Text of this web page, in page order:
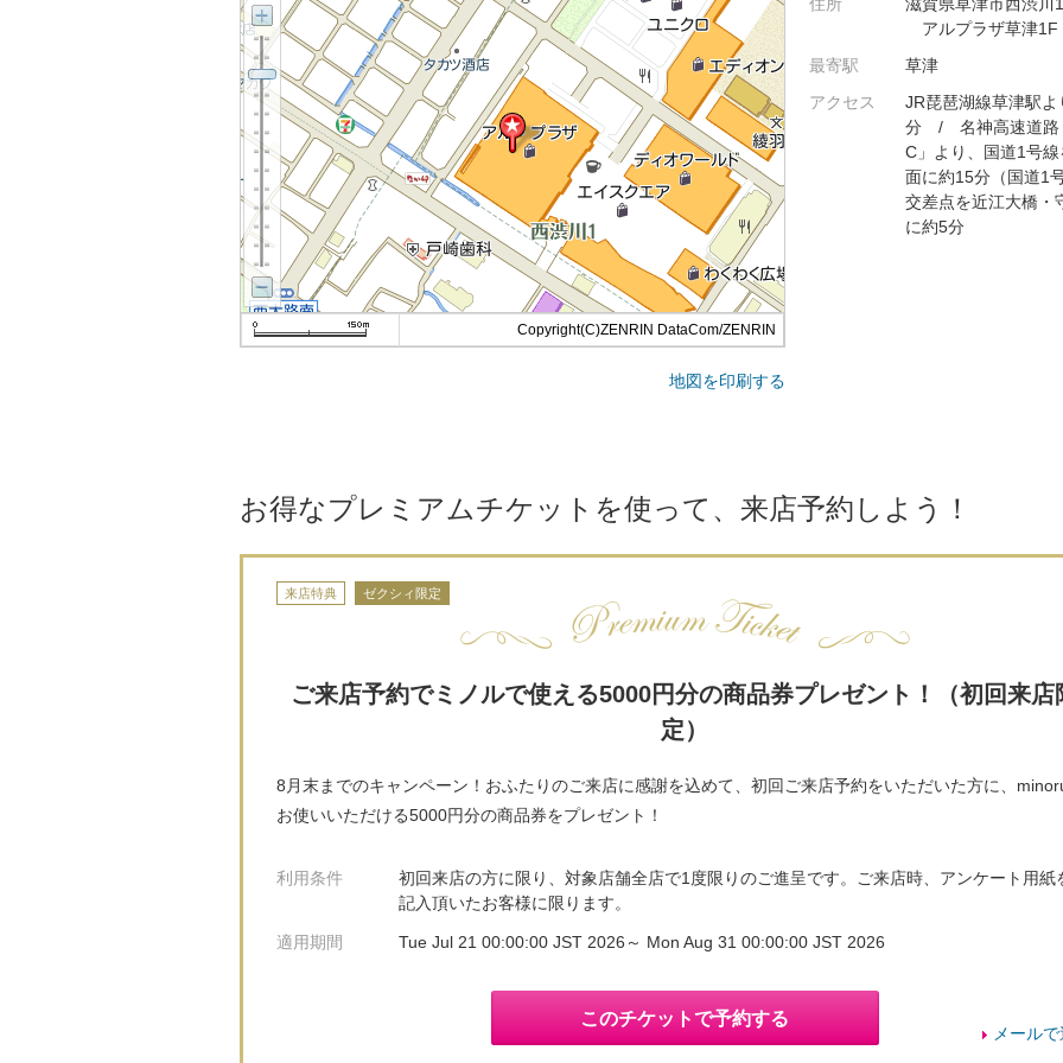
Copyright(C)ZENRIN DataCom/ZENRIN
地図を印刷する
アルプラザ草津1F
最寄駅
草津
アクセス
JR琵琶湖線草津駅よ
分 / 名神高速道路
C」より、国道1号
面に約15分（国道1
交差点を近江大橋・
に約5分
お得なプレミアムチケットを使って、来店予約しよう！
来店特典 ゼクシィ限定
ご来店予約でミノルで使える5000円分の商品券プレゼント！（初回来店
定）
8月末までのキャンペーン！おふたりのご来店に感謝を込めて、初回ご来店予約をいただいた方に、
お使いいただける5000円分の商品券をプレゼント！
利用条件
初回来店の方に限り、対象店舗全店で1度限りのご進呈です。ご来店時、アンケート用紙
記入頂いたお客様に限ります。
適用期間 Tue Jul 21 00:00:00 JST 2026～ Mon Aug 31 00:00:00 JST 2026
このチケットで予約する
メール